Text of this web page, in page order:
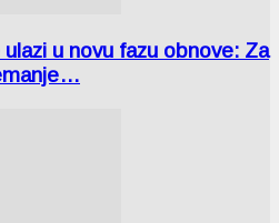
u novu fazu obnove: Za